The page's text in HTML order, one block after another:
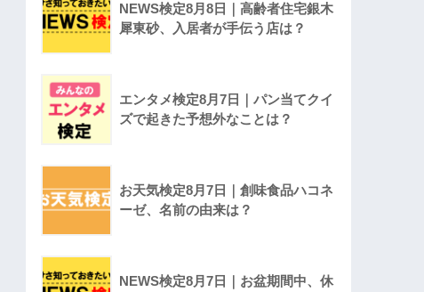
NEWS検定8月8日｜高齢者住宅銀木
犀東砂、入居者が手伝う店は？
エンタメ検定8月7日｜パン当てクイ
ズで起きた予想外なことは？
お天気検定8月7日｜創味食品ハコネ
ーゼ、名前の由来は？
NEWS検定8月7日｜お盆期間中、休